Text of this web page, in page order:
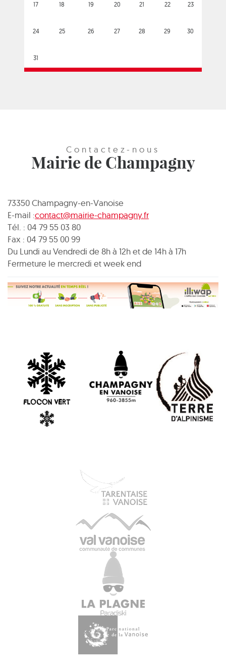
17 18 19 20 21 22 23
24 25 26 27 28 29 30
31
Contactez-nous
Mairie de Champagny
73350 Champagny-en-Vanoise
E-mail :contact@mairie-champagny.fr
Tél. : 04 79 55 03 80
Fax : 04 79 55 00 99
Du Lundi au Vendredi de 8h à 12h et de 14h à 17h
Fermeture le mercredi et week end